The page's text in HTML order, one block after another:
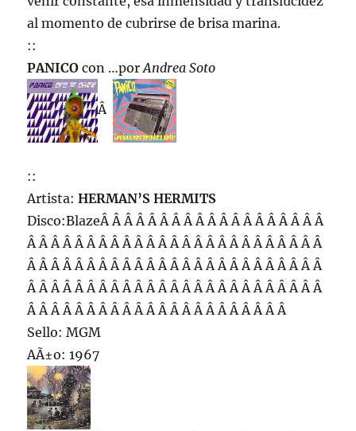
al momento de cubrirse de brisa marina.
::
PANICO con …porAndrea Soto
Â
::
Artista:HERMAN’S HERMITS
Disco:BlazeÂ Â Â Â Â Â Â Â Â Â Â Â Â Â Â Â Â Â Â
Â Â Â Â Â Â Â Â Â Â Â Â Â Â Â Â Â Â Â Â Â Â Â Â Â
Â Â Â Â Â Â Â Â Â Â Â Â Â Â Â Â Â Â Â Â Â Â Â Â Â
Â Â Â Â Â Â Â Â Â Â Â Â Â Â Â Â Â Â Â Â Â Â Â Â Â
Â Â Â Â Â Â Â Â Â Â Â Â Â Â Â Â Â Â Â Â Â Â
Sello: MGM
AÃ±o: 1967